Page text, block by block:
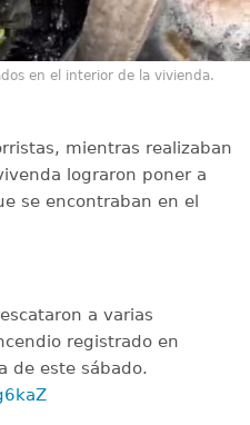
en el interior de la vivienda.
mientras realizaban
lograron poner a
se encontraban en el
a varias
registrado en
de este sábado.